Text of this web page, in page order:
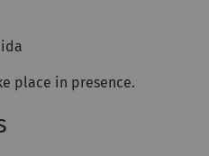
place in presence.